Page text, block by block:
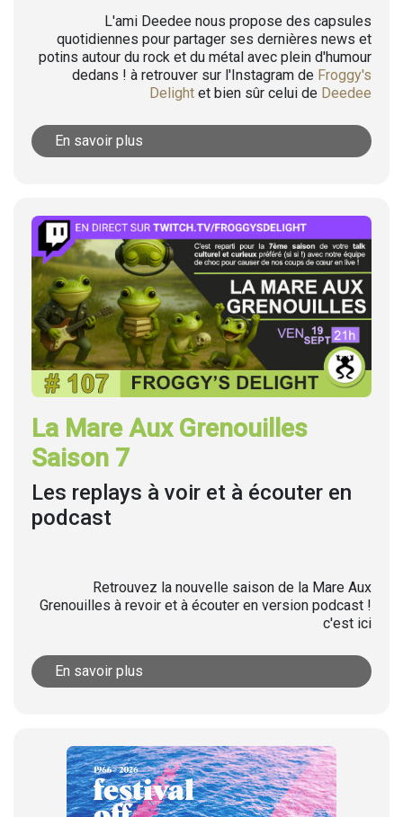
L'ami Deedee nous propose des capsules
quotidiennes pour partager ses dernières news et
potins autour du rock et du métal avec plein d'humour
dedans ! à retrouver sur l'Instagram de Froggy's
Delight et bien sûr celui de Deedee
En savoir plus
La Mare Aux Grenouilles
Saison 7
Les replays à voir et à écouter en
podcast
Retrouvez la nouvelle saison de la Mare Aux
Grenouilles à revoir et à écouter en version podcast !
c'est ici
En savoir plus